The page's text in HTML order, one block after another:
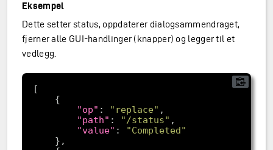
Eksempel
Dette setter status, oppdaterer dialogsammendraget,
fjerner alle GUI-handlinger (knapper) og legger til et
vedlegg.
"op" : "replace"
"path" : "/status"
"value" :
"Completed"